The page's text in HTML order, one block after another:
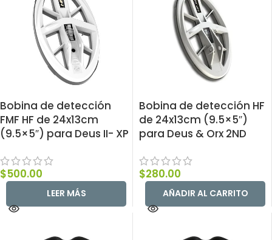
Bobina de detección
FMF HF de 24x13cm
(9.5×5″) para Deus II- XP
$500.00
LEER MÁS
Bobina de detección HF
de 24x13cm (9.5×5″)
para Deus & Orx 2ND
$280.00
AÑADIR AL CARRITO